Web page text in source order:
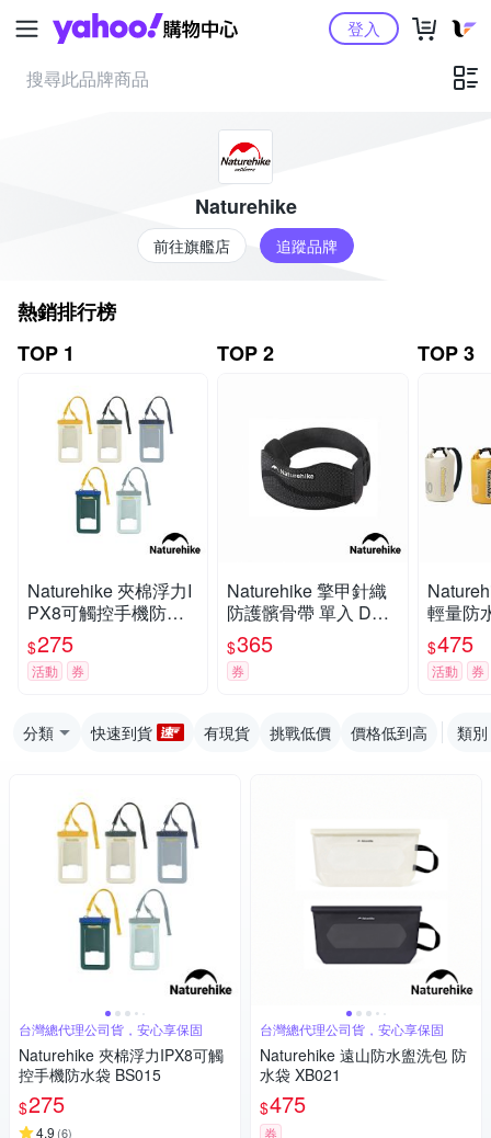
Yahoo購物中心登入
Naturehike
前往旗艦店 追蹤品牌
熱銷排行榜
TOP 1
Naturehike 夾棉浮力I
PX8可觸控手機防水
袋 BS015
$275
活動 券
TOP 2
Naturehike 擎甲針織
防護髕骨帶 單入 DS0
14
$365
券
TOP 3
輕量防
017
$475
活動 券
分類 快速到貨 有現貨 挑戰低價 價格低到高 類別
台灣總代理公司貨，安心享保固
Naturehike 夾棉浮力IPX8可觸
控手機防水袋 BS015
$275
4.9 (6)
台灣總代理公司貨，安心享保固
Naturehike 遠山防水盥洗包 防
水袋 XB021
$475
券